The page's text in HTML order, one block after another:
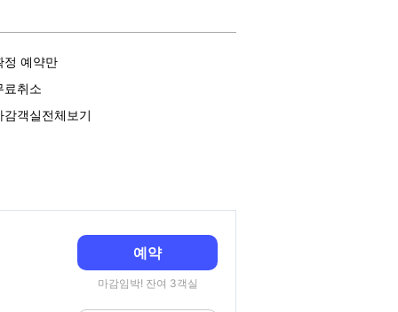
정 예약만
료취소
감객실전체보기
예약
마감임박! 잔여 3객실